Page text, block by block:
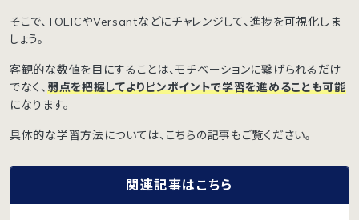
そこで、TOEICやVersantなどにチャレンジして、進捗を可視化しま
しょう。
客観的な数値を目にすることは、モチベーションに繋げられるだけ
でなく、弱点を把握してよりピンポイントで学習を進めることも可能
になります。
具体的な学習方法については、こちらの記事もご覧ください。
関連記事はこちら